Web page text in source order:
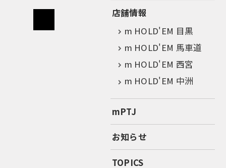
店舗情報
m HOLD'EM 目黒
m HOLD'EM 馬車道
m HOLD'EM 西宮
m HOLD'EM 中洲
mPTJ
お知らせ
TOPICS